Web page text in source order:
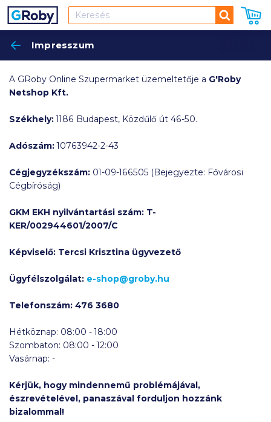
Keresés
Impresszum
A GRoby Online Szupermarket üzemeltetője a G'Roby
Netshop Kft.
Székhely:1186 Budapest, Közdűlő út 46-50.
Adószám:10763942-2-43
Cégjegyzékszám:01-09-166505 (Bejegyezte: Fővárosi
Cégbíróság)
GKM EKH nyilvántartási szám: T-
KER/002944601/2007/C
Képviselő: Tercsi Krisztina ügyvezető
Ügyfélszolgálat: e-shop@groby.hu
Telefonszám: 476 3680
Hétköznap: 08:00 - 18:00
Szombaton: 08:00 - 12:00
Vasárnap: -
Kérjük, hogy mindennemű problémájával,
észrevételével, panaszával forduljon hozzánk
bizalommal!